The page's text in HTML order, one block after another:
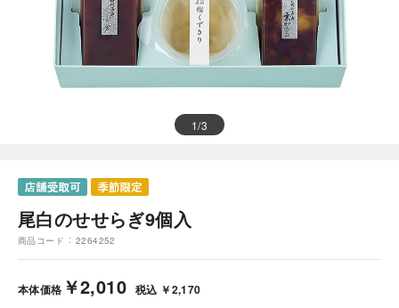
1/3
尾白のせせらぎ9個入
商品コード 2264252
本体価格 ￥2,010 税込 ￥2,170